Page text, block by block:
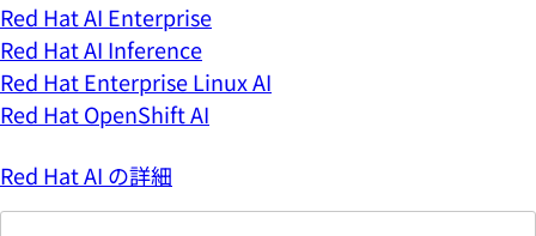
Red Hat AI Enterprise
Red Hat AI Inference
Red Hat Enterprise Linux AI
Red Hat OpenShift AI
Red Hat AI の詳細